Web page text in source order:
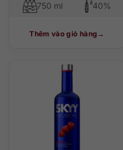
750 ml 40%
Thêm vào giỏ hàng